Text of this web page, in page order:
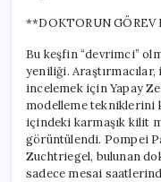
**DOKTORUN
Bu keşfin “devrimci”
yeniliği. Araştırmacılar,
incelemek için Yapay
modelleme tekniklerini
içindeki karmaşık kilit
görüntülendi. Pompei
Zuchtriegel, bulunan
sadece mesai